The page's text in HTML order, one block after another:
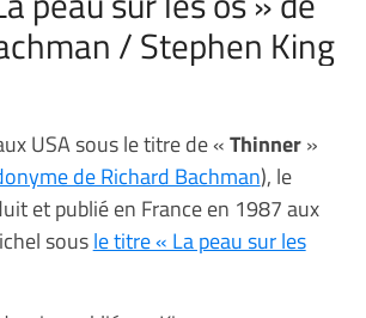
/ Stephen King
USA sous le titre de «Thinner»
de Richard Bachman), le
et publié en France en 1987 aux
sousle titre « La peau sur les